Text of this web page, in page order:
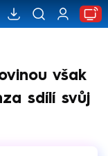
však
sdílí svůj